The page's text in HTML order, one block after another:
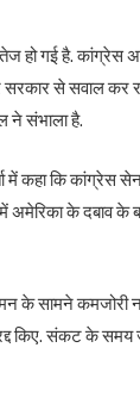
हो गई है. कांग्रेस
से सवाल कर
ने संभाला है.
में कहा कि
के दबाव के
के सामने कमजोरी
किए. संकट के